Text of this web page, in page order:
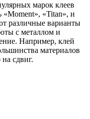
марок клеев
«Moment», «Titan», и
различные варианты
с металлом и
Например, клей
материалов
сдвиг.